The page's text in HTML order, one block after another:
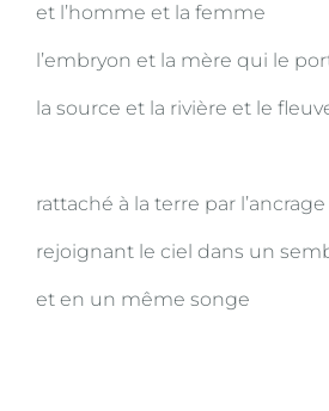
et l’homme et la femme
l’embryon et la mère qui le
la source et la rivière et le
rattaché à la terre par
rejoignant le ciel dans un
et en un même songe